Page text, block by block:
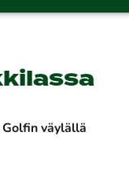
väylällä